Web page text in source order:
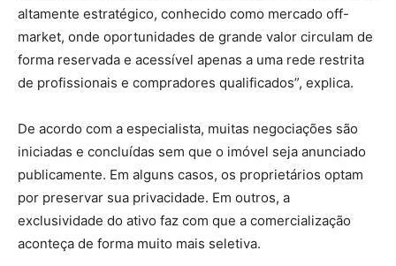
altamente estratégico, conhecido como mercado off-
market, onde oportunidades de grande valor circulam de
forma reservada e acessível apenas a uma rede restrita
de profissionais e compradores qualificados”, explica.
De acordo com a especialista, muitas negociações são
iniciadas e concluídas sem que o imóvel seja anunciado
publicamente. Em alguns casos, os proprietários optam
por preservar sua privacidade. Em outros, a
exclusividade do ativo faz com que a comercialização
aconteça de forma muito mais seletiva.